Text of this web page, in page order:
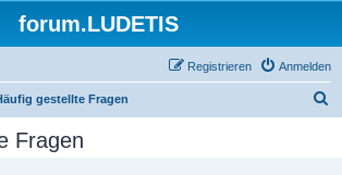
forum.LUDETIS
Anmelden
Registrieren
gestellte Fragen
Fragen